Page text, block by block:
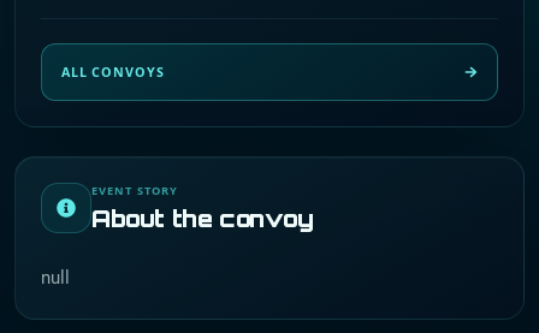
EVENT STORY
About the convoy
null
ALL CONVOYS